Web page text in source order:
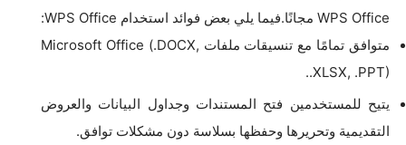
WPS Office مجانًا.فيما يلي بعض فوائد استخدام WPS Office:
متوافق تمامًا مع تنسيقات ملفات Microsoft Office (.DOCX,
.XLSX, .PPT).
يتيح للمستخدمين فتح المستندات وجداول البيانات والعروض
التقديمية وتحريرها وحفظها بسلاسة دون مشكلات توافق.